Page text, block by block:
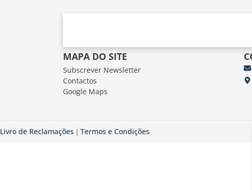
MAPA DO SITE
Subscrever Newsletter
Contactos
Google Maps
Livro de Reclamações | Termos e Condições